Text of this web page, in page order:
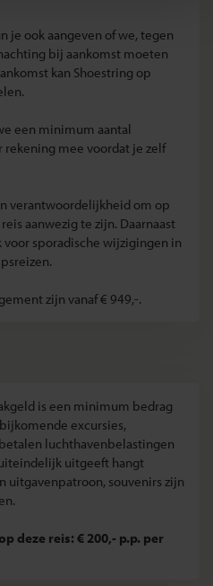
je ook aangeven of we, tegen
bij aankomst moeten
kan Shoestring op
een minimum aantal
mee voordat je zelf
verantwoordelijkheid om op
aanwezig te zijn. Daarnaast
sporadische wijzigingen in
zijn vanaf € 949,-.
is een minimum bedrag
excursies,
luchthavenbelastingen
uitgeeft hangt
uitgavenpatroon, souvenirs zijn
deze reis: € 200,- p.p. per